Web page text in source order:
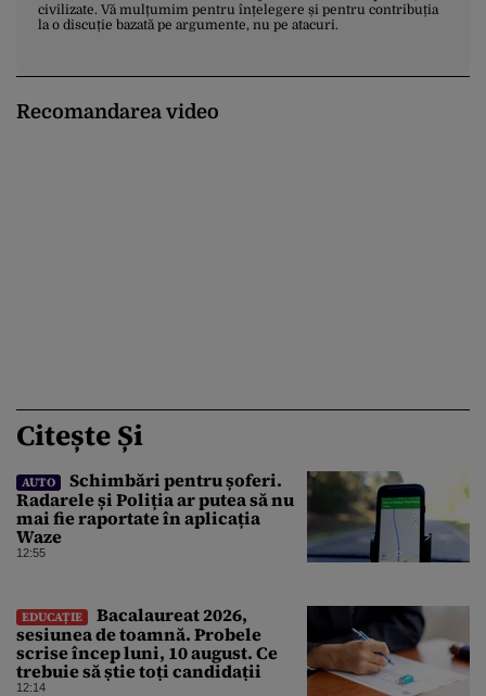
civilizate. Vă mulțumim pentru înțelegere și pentru contribuția
la o discuție bazată pe argumente, nu pe atacuri.
Recomandarea video
Citește Și
AUTO
Schimbări pentru șoferi.
Radarele și Poliția ar putea să nu
mai fie raportate în aplicația
Waze
12:55
EDUCAȚIE
Bacalaureat 2026,
sesiunea de toamnă. Probele
scrise încep luni, 10 august. Ce
trebuie să știe toți candidații
12:14